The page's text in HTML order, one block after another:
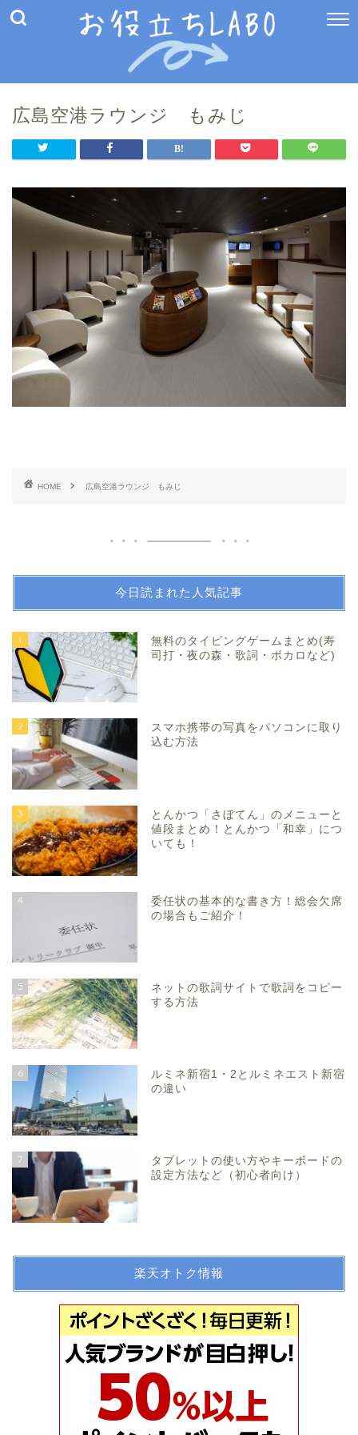
広島空港ラウンジ もみじ
HOME 広島空港ラウンジ もみじ
今日読まれた人気記事
1
無料のタイピングゲームまとめ(寿
司打・夜の森・歌詞・ボカロなど)
2
スマホ携帯の写真をパソコンに取り
込む方法
3
とんかつ「さぼてん」のメニューと
値段まとめ！とんかつ「和幸」につ
いても！
4
委任状の基本的な書き方！総会欠席
の場合もご紹介！
5
ネットの歌詞サイトで歌詞をコピー
する方法
6
ルミネ新宿1・2とルミネエスト新宿
の違い
7
タブレットの使い方やキーボードの
設定方法など（初心者向け）
楽天オトク情報